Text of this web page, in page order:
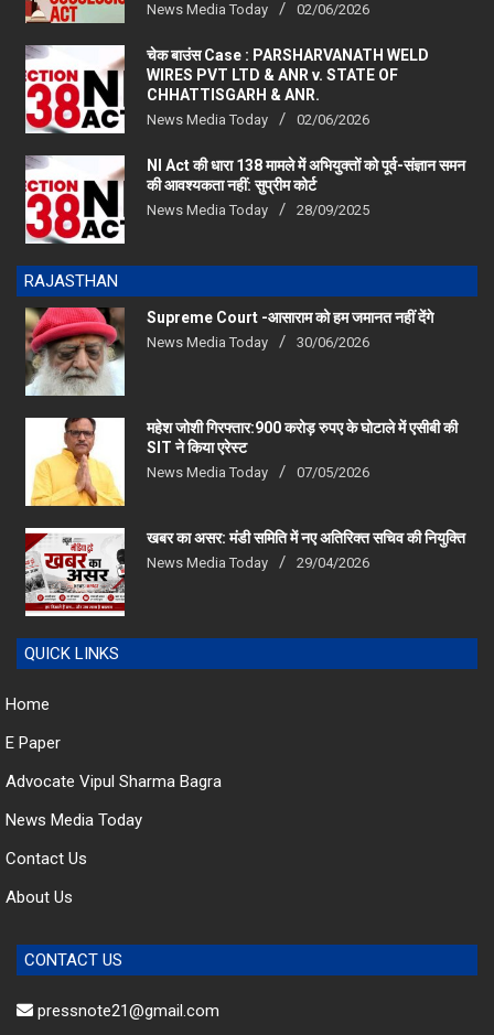
WIRES PVT LTD & ANR v. STATE OF
CHHATTISGARH & ANR.
News Media Today 02/06/2026
की आवश्यकता नहीं: सुप्रीम कोर्ट
News Media Today 28/09/2025
News Media Today 30/06/2026
SIT ने किया एरेस्‍ट
News Media Today
News Media Today 29/04/2026
E Paper
Advocate Vipul Sharma Bagra
News Media Today
Contact Us
About Us
newsmediatoday.net@gmail.com